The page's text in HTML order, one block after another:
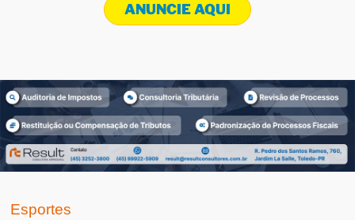
ANUNCIE AQUI
Esportes